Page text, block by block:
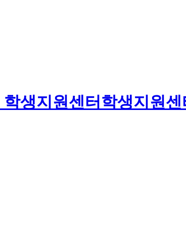
학생지원센터학생지원센